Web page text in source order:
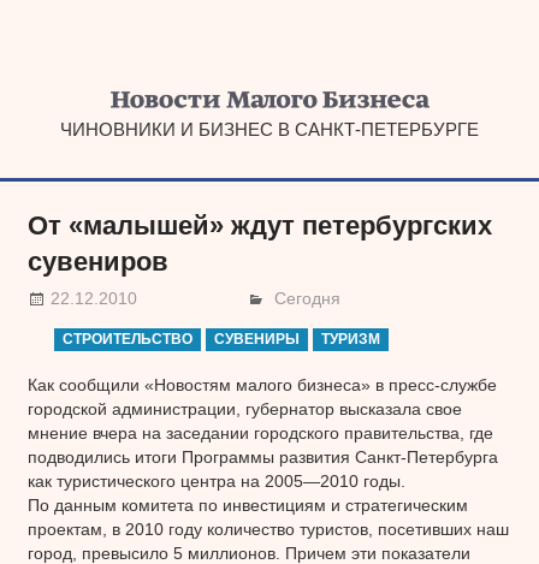
ЧИНОВНИКИ И БИЗНЕС В САНКТ-ПЕТЕРБУРГЕ
От «малышей» ждут петербургских
сувениров
22.12.2010 Сегодня
СТРОИТЕЛЬСТВО СУВЕНИРЫ ТУРИЗМ
Как сообщили «Новостям малого бизнеса» в пресс-службе
городской администрации, губернатор высказала свое
мнение вчера на заседании городского правительства, где
подводились итоги Программы развития Санкт-Петербурга
как туристического центра на 2005—2010 годы.
По данным комитета по инвестициям и стратегическим
проектам, в 2010 году количество туристов, посетивших наш
город, превысило 5 миллионов. Причем эти показатели